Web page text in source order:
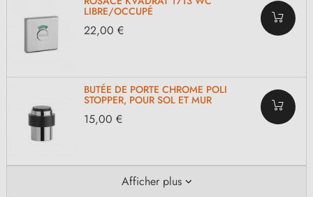
LIBRE/OCCUPÉ
22,00 €
BUTÉE DE PORTE CHROME POLI
STOPPER, POUR SOL ET MUR
15,00 €
Afficher plus